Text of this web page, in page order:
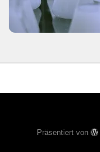
Präsentiert von